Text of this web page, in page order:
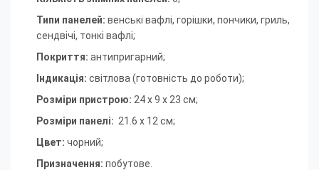
Типи панелей: венські вафлі, горішки, пончики, гриль,
сендвічі, тонкі вафлі;
Покриття: антипригарний;
Індикація: світлова (готовність до роботи);
Розміри пристрою: 24 х 9 х 23 см;
Розміри панелі: 21.6 х 12 см;
Цвет: чорний;
Призначення: побутове.